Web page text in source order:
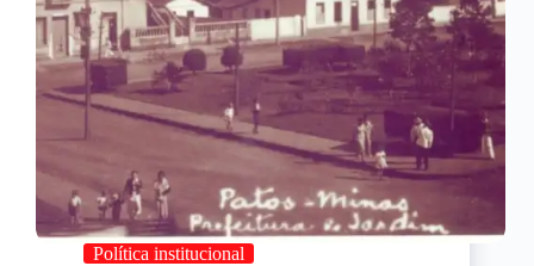
Política institucional